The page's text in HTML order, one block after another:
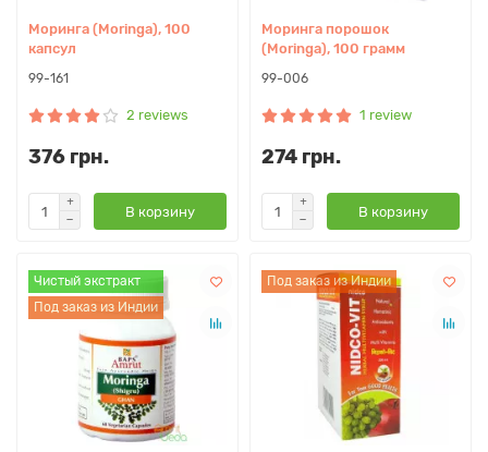
Моринга (Moringa), 100
капсул
99-161
2 reviews
376 грн.
В корзину
Моринга порошок
(Moringa), 100 грамм
99-006
1 review
274 грн.
В корзину
Чистый экстракт
Под заказ из Индии
Под заказ из Индии